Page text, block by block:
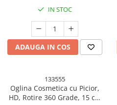
Craciun
Articole Craciun Bucatarie
Brazi Craciun
Covorase Brad
Decoratiune Muzicala Craciun
Urechi, 30 x 16.5 x 15 cm, Roz
IN STOC
ADAUGA IN COS
133555
Oglina Cosmetica cu Picior,
HD, Rotire 360 Grade, 15 cm